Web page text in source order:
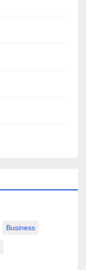
Business